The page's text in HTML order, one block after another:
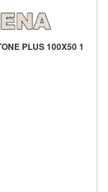
PLUS 100X50 1